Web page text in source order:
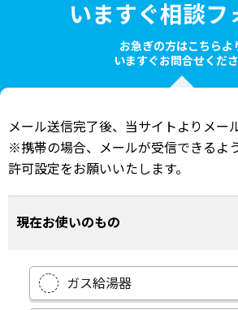
いますぐ相談フ
お急ぎの方はこちらよ
いますぐお問合せくだ
メール送信完了後、当サイトよりメー
※携帯の場合、メールが受信できるよ
許可設定をお願いいたします。
現在お使いのもの
ガス給湯器